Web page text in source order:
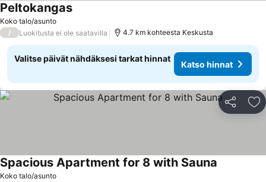
Koko talo/asunto
PeltokangasKatso hinnat
/ Luokitusta ei ole saatavilla 4.7 km kohteesta Keskusta
Valitse päivät nähdäksesi tarkat hinnat
Katso hinnat
Jaa
Koko talo/asunto
Spacious Apartment for 8 with Sauna